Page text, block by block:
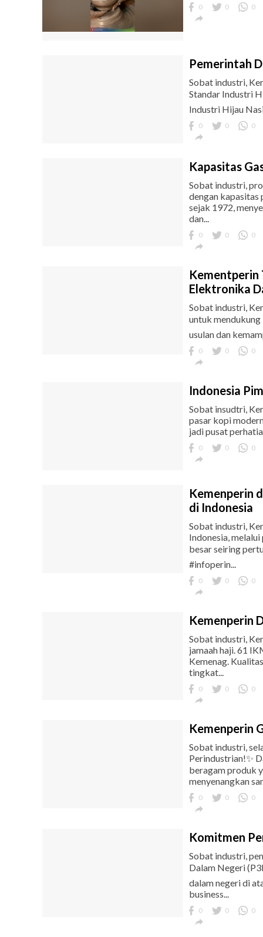
0 0 0

Pemerintah
Sobat industri,
Standar Industri
Industri Hijau
0 0 0

Kapasitas
Sobat industri,
dengan kapasitas
sejak 1972,
dan...
0 0 0

Kementperin
Elektronika
Sobat industri,
untuk
usulan dan
0 0 0

Indonesia
Sobat insudtri,
pasar kopi
jadi pusat
0 0 0

Kemenperin
di Indonesia
Sobat industri,
Indonesia,
besar seiring
#infoperin...
0 0 0

Kemenperin
Sobat industri,
jamaah haji. 61
Kemenag.
tingkat...
0 0 0

Kemenperin
Sobat industri,
Perindustrian!✨
beragam produk
menyenangkan
0 0 0

Komitmen
Sobat industri,
Dalam Negeri
dalam negeri di
business...
0 0 0
